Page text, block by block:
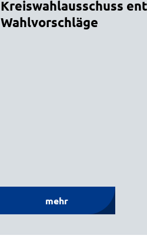
Kreiswahlausschuss
Wahlvorschläge
mehr